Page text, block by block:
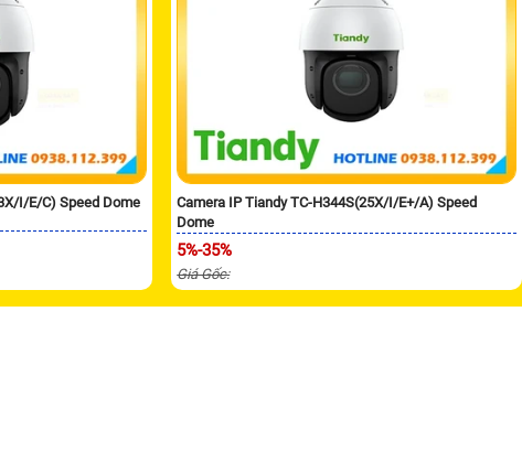
I/E/C) Speed Dome
Camera IP Tiandy TC-H344S(25X/I/E+/A) Speed
Dome
5%-35%
Giá Gốc: